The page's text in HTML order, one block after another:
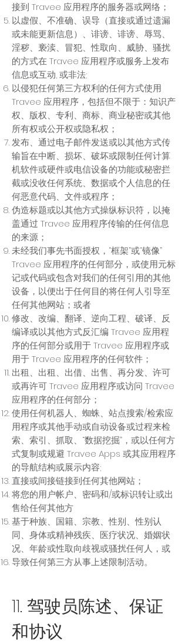
接到 Travee 应用程序的服务器或网络；
以虚假、不准确、误导（直接或通过遗漏
或未能更新信息）、诽谤、诽谤、辱骂、
淫秽、亵渎、冒犯、性取向、威胁、骚扰
的方式在 Travee 应用程序或服务上发布
信息或互动, 或非法;
以侵犯任何第三方权利的任何方式使用
Travee 应用程序，包括但不限于：知识产
权、版权、专利、商标、商业秘密或其他
所有权或公开权或隐私权；
发布、通过电子邮件发送或以其他方式传
输旨在中断、损坏、破坏或限制任何计算
机软件或硬件或电信设备的功能或秘密拦
截或没收任何系统、数据或个人信息的任
何恶意代码、文件或程序；
伪造标题或以其他方式操纵标识符，以掩
盖通过 Travee 应用程序传输的任何信息
的来源；
未经我们事先书面授权，“框架”或“镜像”
Travee 应用程序的任何部分，或使用元标
记或代码或包含对我们的任何引用的其他
设备，以便出于任何目的将任何人引导至
任何其他网站；或者
修改、改编、翻译、逆向工程、破译、反
编译或以其他方式反汇编 Travee 应用程
序的任何部分或用于 Travee 应用程序或
用于 Travee 应用程序的任何软件；
出租、出租、出借、出售、再分发、许可
或再许可 Travee 应用程序或访问 Travee
应用程序的任何部分；
使用任何机器人、蜘蛛、站点搜索/检索应
用程序或其他手动或自动设备或过程来检
索、索引、抓取、“数据挖掘”，或以任何方
式复制或规避 Travee Apps 或其应用程序
的导航结构或展示内容;
直接或间接链接到任何其他网站；
将您的用户帐户、密码和/或标识转让或出
售给任何其他方
基于种族、国籍、宗教、性别、性别认
同、身体或精神残疾、医疗状况、婚姻状
况、年龄或性取向歧视或骚扰任何人，或
导致任何第三方从事上述限制活动。
11. 驾驶员陈述、保证
和协议